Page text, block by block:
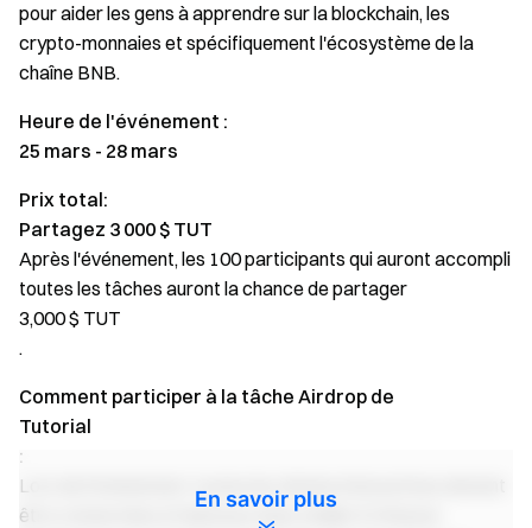
pour aider les gens à apprendre sur la blockchain, les
crypto-monnaies et spécifiquement l'écosystème de la
chaîne BNB.
Heure de l'événement :
25 mars - 28 mars
Prix total:
Partagez 3 000 $ TUT
Après l'événement, les 100 participants qui auront accompli
toutes les tâches auront la chance de partager
3,000 $ TUT
.
Comment participer à la tâche Airdrop de
Tutorial
:
Lors de l'événement, toutes les tâches interactives doivent
être connectées à l'adresse Gate Wallet EVM pour
En savoir plus